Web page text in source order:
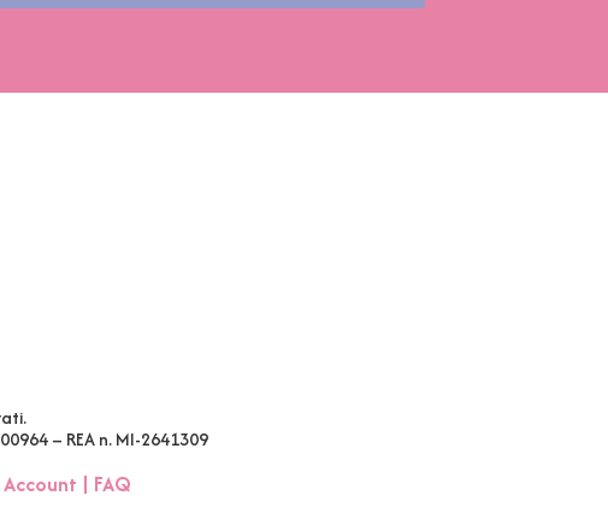
– REA n. MI-2641309
Account | FAQ